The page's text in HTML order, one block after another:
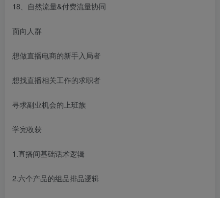
18、自然流量&付费流量协同
面向人群
想做直播电商的新手入局者
想找直播相关工作的求职者
寻求副业机会的上班族
学完收获
1.直播间基础话术逻辑
2.六个产品的组品排品逻辑